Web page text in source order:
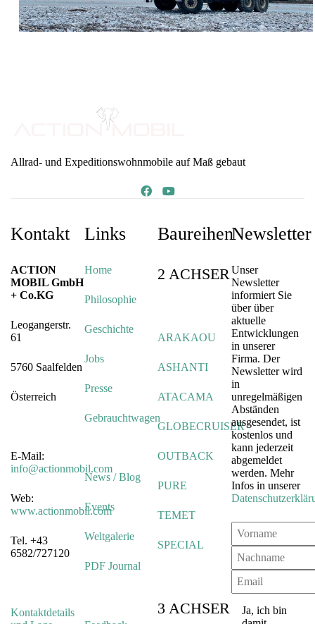
Allrad- und Expeditionswohnmobile auf Maß gebaut
Kontakt
ACTION
MOBIL GmbH
+ Co.KG
Leogangerstr.
61
5760 Saalfelden
Österreich
E-Mail:
info@actionmobil.com
Web:
www.actionmobil.com
Tel. +43
6582/727120
Kontaktdetails
Links
Home
Philosophie
Geschichte
Jobs
Presse
Gebrauchtwagen
News / Blog
Events
Weltgalerie
PDF Journal
Baureihen
2 ACHSER
ARAKAOU
ASHANTI
ATACAMA
GLOBECRUISER
OUTBACK
PURE
TEMET
SPECIAL
3 ACHSER
Newsletter
Unser
Newsletter
informiert Sie
über über
aktuelle
Entwicklungen
in unserer
Firma. Der
Newsletter wird
in
unregelmäßigen
Abständen
ausgesendet, ist
kostenlos und
kann jederzeit
abgemeldet
werden. Mehr
Infos in unserer
Ja, ich bin